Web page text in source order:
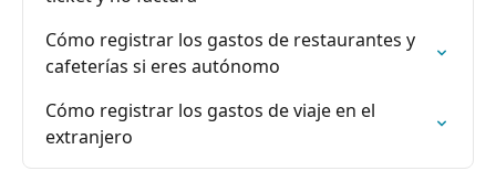
Cómo registrar los gastos de restaurantes y
cafeterías si eres autónomo
Cómo registrar los gastos de viaje en el
extranjero